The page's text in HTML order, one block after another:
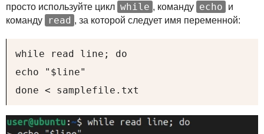
просто используйте цикл while , команду echo
и
команду
read , за которой следует имя переменной:
while read line; do
echo "$line"
done < samplefile.txt